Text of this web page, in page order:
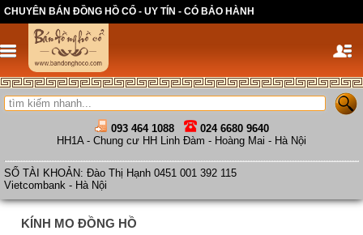
CHUYÊN BÁN ĐỒNG HỒ CỔ - UY TÍN - CÓ BẢO HÀNH
093 464 1088
024 6680 9640
HH1A - Chung cư HH Linh Đàm - Hoàng Mai - Hà Nội
SỐ TÀI KHOẢN: Đào Thị Hạnh 0451 001 392 115
Vietcombank - Hà Nội
KÍNH MO ĐỒNG HỒ